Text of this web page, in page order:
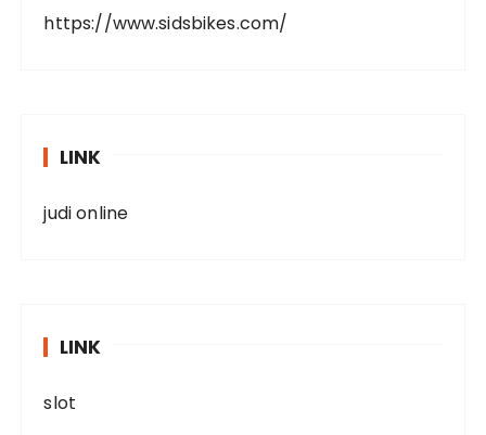
https://www.sidsbikes.com/
LINK
judi online
LINK
slot